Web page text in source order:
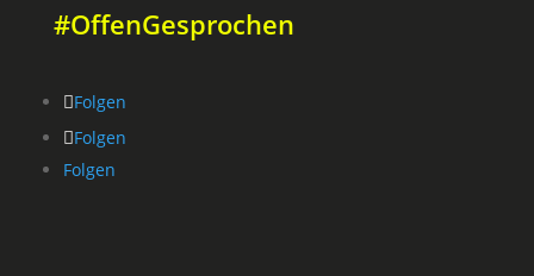
#OffenGesprochen
Folgen
Folgen
Folgen